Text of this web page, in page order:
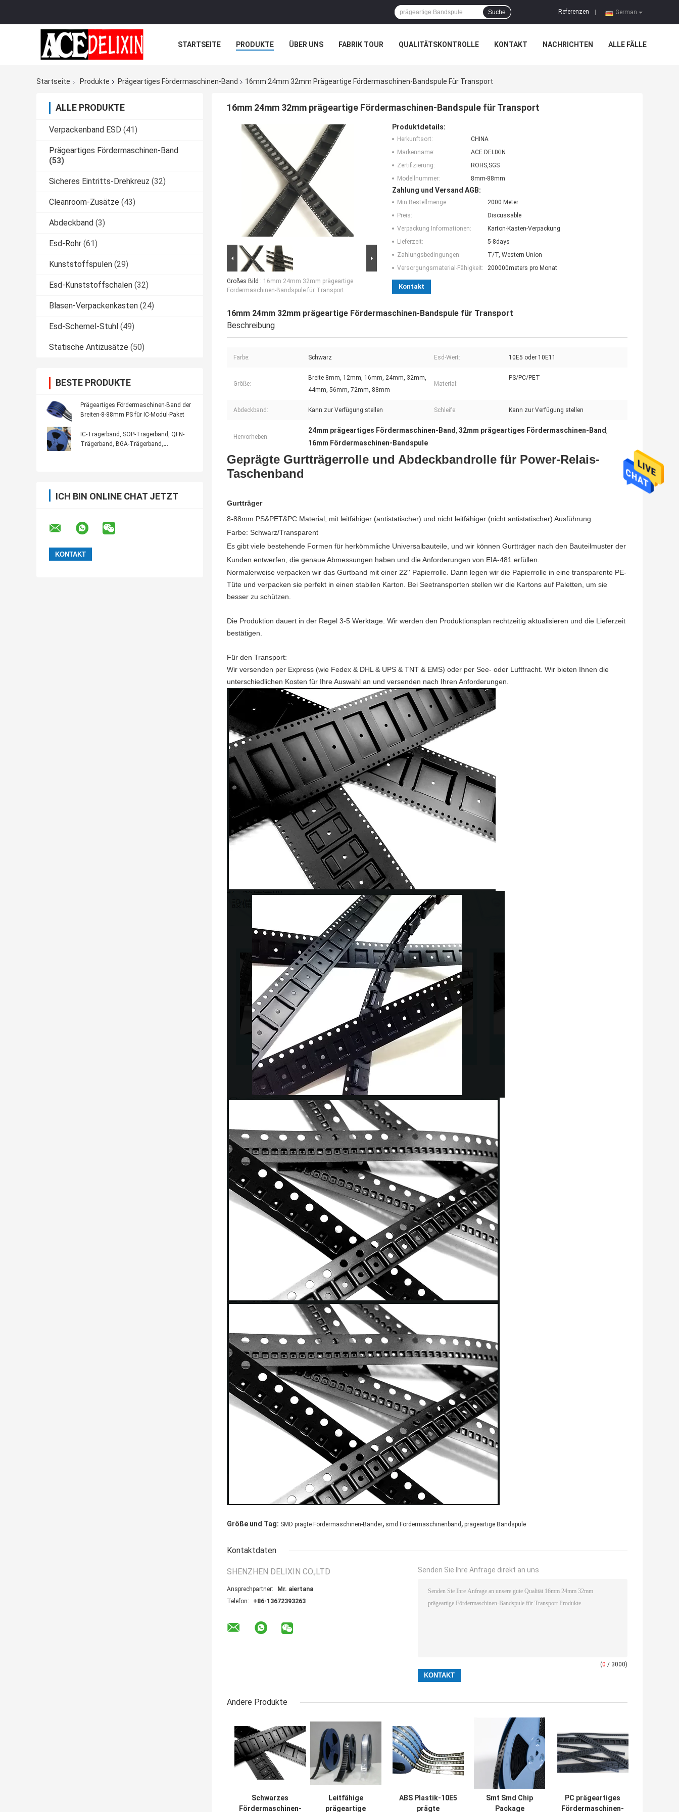
German
Referenzen
Suche
STARTSEITE PRODUKTE ÜBER UNS FABRIK TOUR QUALITÄTSKONTROLLE KONTAKT NACHRICHTEN ALLE FÄLLE
Startseite Produkte Prägeartiges Fördermaschinen-Band 16mm 24mm 32mm Prägeartige Fördermaschinen-Bandspule Für Transport
ALLE PRODUKTE
Verpackenband ESD (41)
Prägeartiges Fördermaschinen-Band
(53)
Sicheres Eintritts-Drehkreuz (32)
Cleanroom-Zusätze (43)
Abdeckband (3)
Esd-Rohr (61)
Kunststoffspulen (29)
Esd-Kunststoffschalen (32)
Blasen-Verpackenkasten (24)
Esd-Schemel-Stuhl (49)
Statische Antizusätze (50)
BESTE PRODUKTE
Prägeartiges Fördermaschinen-Band der
Breiten-8-88mm PS für IC-Modul-Paket
IC-Trägerband, SOP-Trägerband, QFN-
Trägerband, BGA-Trägerband,
ICH BIN ONLINE CHAT JETZT
16mm 24mm 32mm prägeartige Fördermaschinen-Bandspule für Transport
Großes Bild : 16mm 24mm 32mm prägeartige
Fördermaschinen-Bandspule für Transport
Produktdetails:
Herkunftsort:
CHINA
Markenname:
ACE DELIXIN
Zertifizierung:
ROHS,SGS
Modellnummer:
8mm-88mm
Zahlung und Versand AGB:
Min Bestellmenge:
2000 Meter
Preis:
Discussable
Verpackung Informationen:
Karton-Kasten-Verpackung
Lieferzeit:
5-8days
Zahlungsbedingungen:
T/T, Western Union
Versorgungsmaterial-Fähigkeit:
200000meters pro Monat
Kontakt
16mm 24mm 32mm prägeartige Fördermaschinen-Bandspule für Transport
Beschreibung
Farbe: Schwarz Esd-Wert: 10E5 oder 10E11
Größe:
Breite 8mm, 12mm, 16mm, 24mm, 32mm,
44mm, 56mm, 72mm, 88mm
Material:
PS/PC/PET
Abdeckband: Kann zur Verfügung stellen Schleife: Kann zur Verfügung stellen
Hervorheben:
24mm prägeartiges Fördermaschinen-Band, 32mm prägeartiges Fördermaschinen-Band,
16mm Fördermaschinen-Bandspule
Geprägte Gurtträgerrolle und Abdeckbandrolle für Power-Relais-
Taschenband
Gurtträger
8-88mm PS&PET&PC Material, mit leitfähiger (antistatischer) und nicht leitfähiger (nicht antistatischer) Ausführung.
Farbe: Schwarz/Transparent
Es gibt viele bestehende Formen für herkömmliche Universalbauteile, und wir können Gurtträger nach den Bauteilmuster der
Kunden entwerfen, die genaue Abmessungen haben und die Anforderungen von EIA-481 erfüllen.
Normalerweise verpacken wir das Gurtband mit einer 22'' Papierrolle. Dann legen wir die Papierrolle in eine transparente PE-
Tüte und verpacken sie perfekt in einen stabilen Karton. Bei Seetransporten stellen wir die Kartons auf Paletten, um sie
besser zu schützen.
Die Produktion dauert in der Regel 3-5 Werktage. Wir werden den Produktionsplan rechtzeitig aktualisieren und die Lieferzeit
bestätigen.
Für den Transport:
Wir versenden per Express (wie Fedex & DHL & UPS & TNT & EMS) oder per See- oder Luftfracht. Wir bieten Ihnen die
unterschiedlichen Kosten für Ihre Auswahl an und versenden nach Ihren Anforderungen.
Größe und Tag: SMD prägte Fördermaschinen-Bänder, smd Fördermaschinenband , prägeartige Bandspule
Kontaktdaten
SHENZHEN DELIXIN CO.,LTD
Ansprechpartner:
Mr. aiertana
Telefon:
+86-13672393263
Senden Sie Ihre Anfrage direkt an uns
(0 / 3000)
Andere Produkte
Schwarzes
Fördermaschinen-
Leitfähige
prägeartige
ABS Plastik-10E5
prägte
Smt Smd Chip
Package
PC prägeartiges
Fördermaschinen-